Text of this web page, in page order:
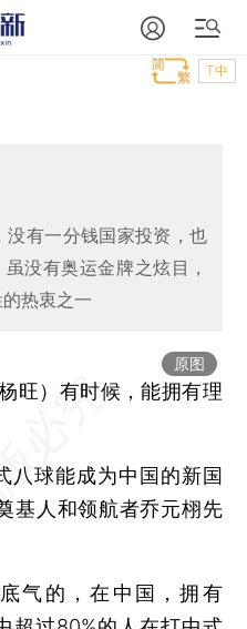
T中
有一分钱国家投资，也
没有奥运金牌之炫目，
热衷之一
原图
旺） 有时候，能拥有理
球能成为中国的新国
基人和领航者乔元栩先
的，在中国，拥有